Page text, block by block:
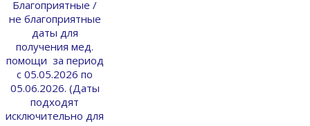
Благоприятные /
не благоприятные
даты для
получения мед.
помощи за период
с 05.05.2026 по
05.06.2026. (Даты
подходят
исключительно для